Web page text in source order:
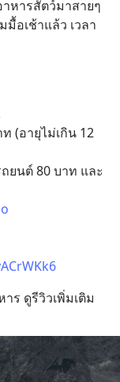
หารสัตว์มาสายๆ
อเช้าแล้ว เวลา
(อายุไม่เกิน 12
ยนต์ 80 บาท และ
ร ดูรีวิวเพิ่มเติม